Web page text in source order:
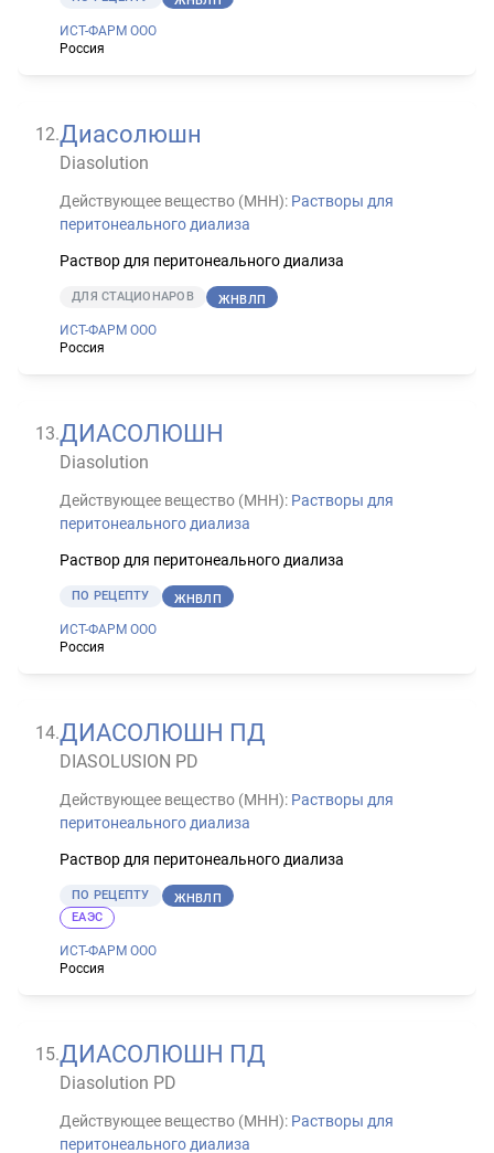
ИСТ-ФАРМ ООО
Россия
12.Диасолюшн
Diasolution
Действующее вещество (МНН): Растворы для
перитонеального диализа
Раствор для перитонеального диализа
ДЛЯ СТАЦИОНАРОВ ЖНВЛП
ИСТ-ФАРМ ООО
Россия
13.ДИАСОЛЮШН
Diasolution
Действующее вещество (МНН): Растворы для
перитонеального диализа
Раствор для перитонеального диализа
ПО РЕЦЕПТУ ЖНВЛП
ИСТ-ФАРМ ООО
Россия
14.ДИАСОЛЮШН ПД
DIASOLUSION PD
Действующее вещество (МНН): Растворы для
перитонеального диализа
Раствор для перитонеального диализа
ПО РЕЦЕПТУ ЖНВЛП
ИСТ-ФАРМ ООО
Россия
ЕАЭС
15.ДИАСОЛЮШН ПД
Diasolution PD
Действующее вещество (МНН): Растворы для
перитонеального диализа